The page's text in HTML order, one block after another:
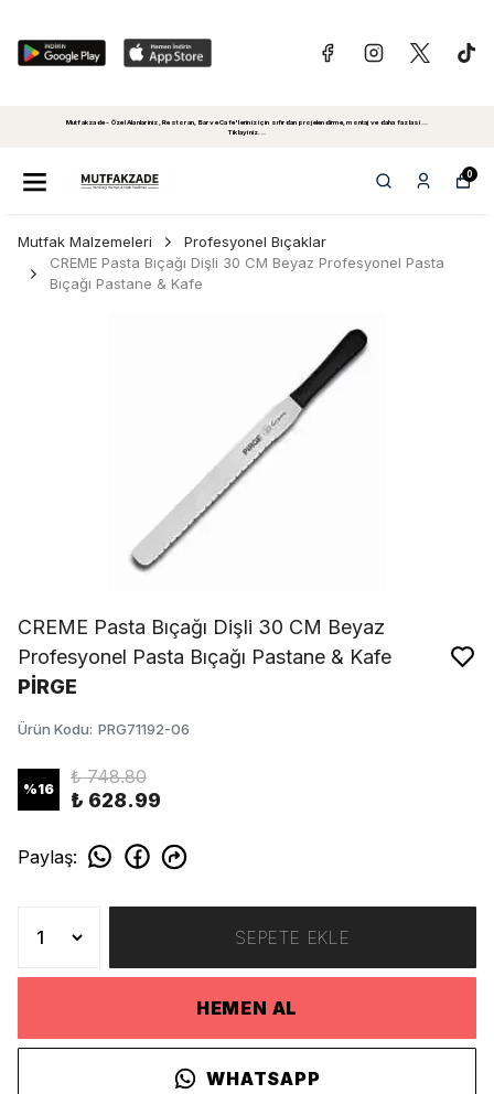
Mutfakzade - Özel Alanlariniz, Restoran, Bar ve Cafe'leriniz için sıfırdan projelendirme, montaj ve daha fazlasi...
Tiklayiniz...
0
Mutfak Malzemeleri
Profesyonel Bıçaklar
CREME Pasta Bıçağı Dişli 30 CM Beyaz Profesyonel Pasta
Bıçağı Pastane & Kafe
CREME Pasta Bıçağı Dişli 30 CM Beyaz
Profesyonel Pasta Bıçağı Pastane & Kafe
PİRGE
Ürün Kodu: PRG71192-06
%16
₺ 748.80
₺ 628.99
Paylaş:
SEPETE EKLE
HEMEN AL
WHATSAPP